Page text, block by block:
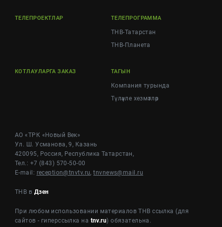
ТЕЛЕПРОЕКТЛАР ТЕЛЕПРОГРАММА
ТНВ-Татарстан
ТНВ-Планета
КОТЛАУЛАРГА ЗАКАЗ ТАГЫН
Компания турында
Түләүле хезмәтләр
АО «ТРК «Новый Век»
Ул. Ш. Усманова, 9, Казань
420095, Россия, Республика Татарстан,
Тел.: +7 (843) 570-50-00
E-mail: reception@tnvtv.ru,tnvnews@mail.ru
ТНВ в Дзен
При любом использовании материалов ТНВ ссылка (для
сайтов - гиперссылка на tnv.ru) обязательна.